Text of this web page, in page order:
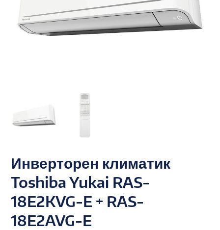
Инверторен климатик
Toshiba Yukai RAS-
18E2KVG-E + RAS-
18E2AVG-E